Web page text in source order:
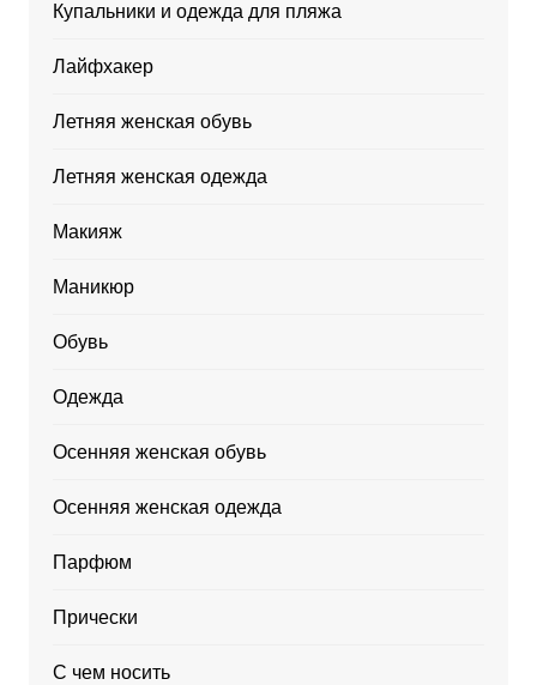
Купальники и одежда для пляжа
Лайфхакер
Летняя женская обувь
Летняя женская одежда
Макияж
Маникюр
Обувь
Одежда
Осенняя женская обувь
Осенняя женская одежда
Парфюм
Прически
С чем носить